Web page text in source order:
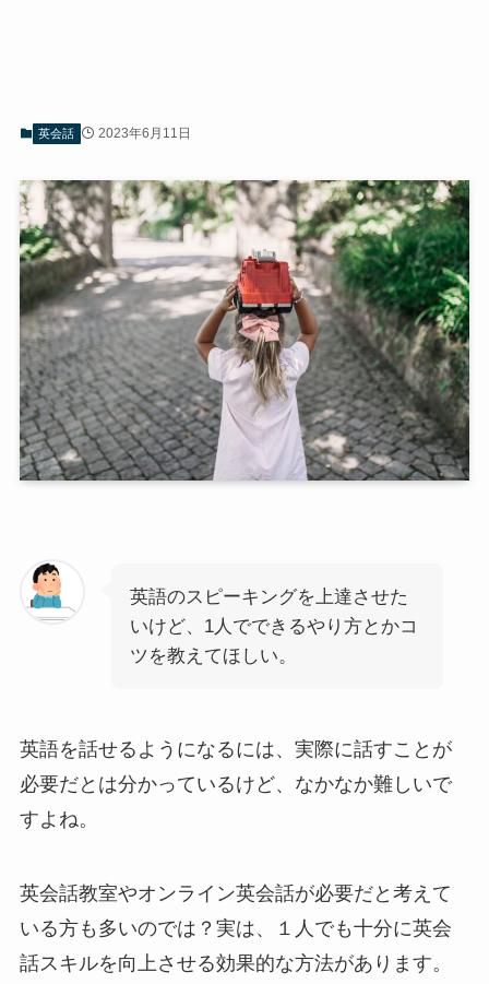
英会話 2023年6月11日
英語のスピーキングを上達させた
いけど、1人でできるやり方とかコ
ツを教えてほしい。
英語を話せるようになるには、実際に話すことが
必要だとは分かっているけど、なかなか難しいで
すよね。
英会話教室やオンライン英会話が必要だと考えて
いる方も多いのでは？実は、１人でも十分に英会
話スキルを向上させる効果的な方法があります。